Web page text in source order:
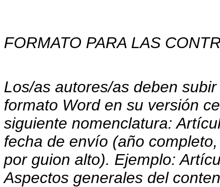
FORMATO PARA LAS
Los/as autores/as deben
formato Word en su versión
siguiente nomenclatura:
fecha de envío (año
por guion alto). Ejemplo:
Aspectos generales del